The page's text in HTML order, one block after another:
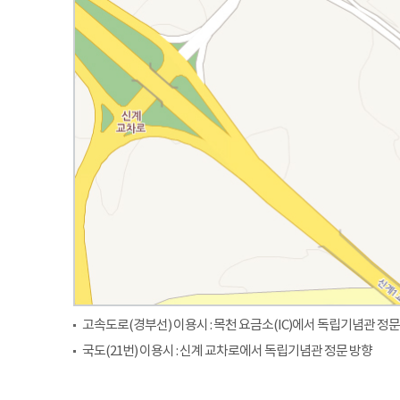
고속도로(경부선) 이용시 : 목천 요금소(IC)에서 독립기념관 정
국도(21번) 이용시 : 신계 교차로에서 독립기념관 정문 방향